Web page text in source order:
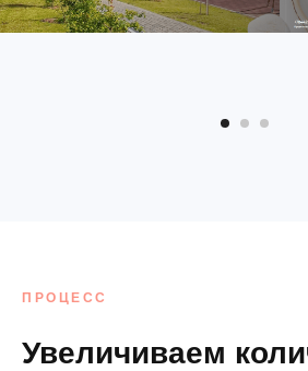
ПРОЦЕСС
Увеличиваем